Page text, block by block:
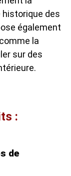
des
également
la
sur des
:
de